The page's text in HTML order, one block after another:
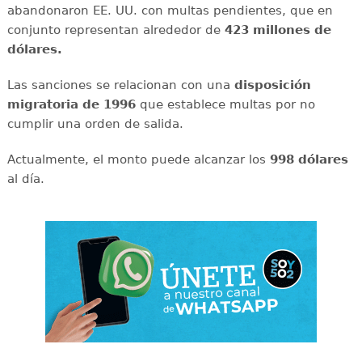
abandonaron EE. UU. con multas pendientes, que en
conjunto representan alrededor de 423 millones de
dólares.
Las sanciones se relacionan con una disposición
migratoria de 1996que establece multas por no
cumplir una orden de salida.
Actualmente, el monto puede alcanzar los 998 dólares
al día.